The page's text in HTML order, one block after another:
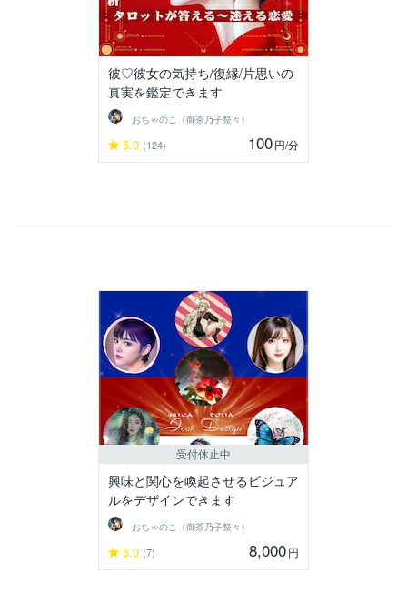
彼♡彼女の気持ち/復縁/片思いの
真実を鑑定できます
おちゃのこ（御茶乃子祭々）
5.0 (124) 100円/分
受付休止中
興味と関心を喚起させるビジュア
ルをデザインできます
おちゃのこ（御茶乃子祭々）
5.0 (7) 8,000円